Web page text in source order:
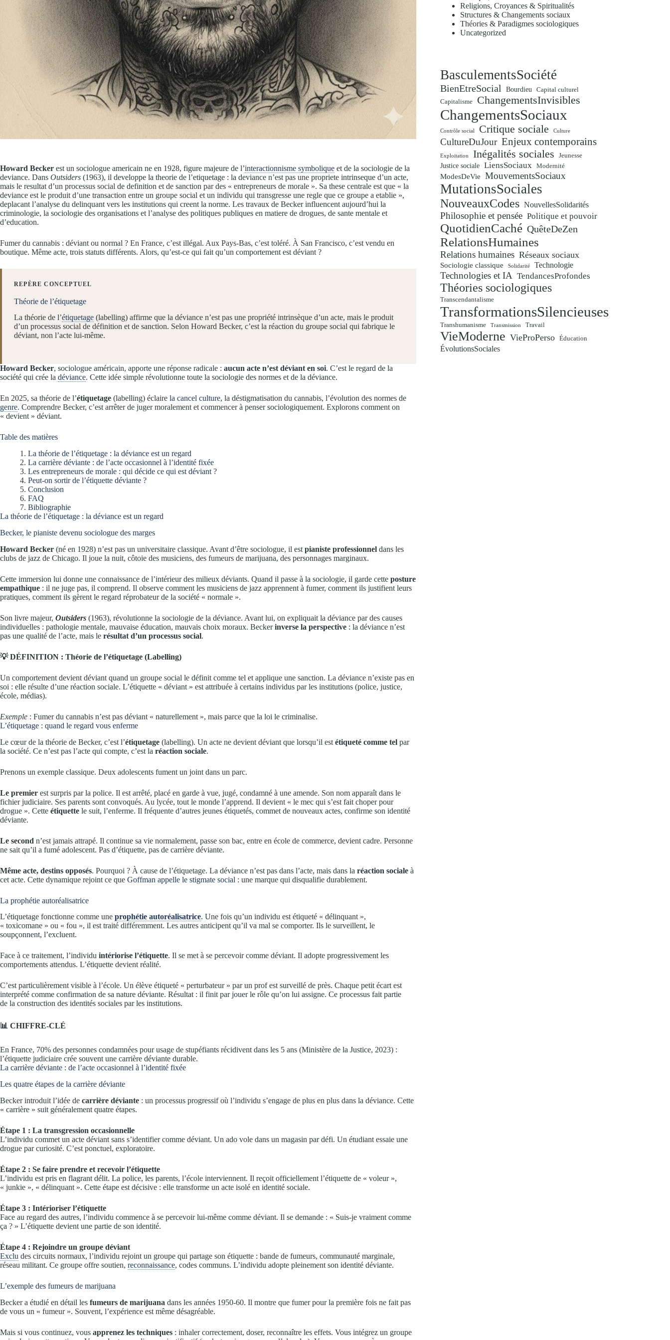
Howard Becker est un sociologue americain ne en 1928, figure majeure de l’interactionnisme symbolique et de la sociologie de la
deviance. Dans Outsiders (1963), il developpe la theorie de l’etiquetage : la deviance n’est pas une propriete intrinseque d’un acte,
mais le resultat d’un processus social de definition et de sanction par des « entrepreneurs de morale ». Sa these centrale est que « la
deviance est le produit d’une transaction entre un groupe social et un individu qui transgresse une regle que ce groupe a etablie »,
deplacant l’analyse du delinquant vers les institutions qui creent la norme. Les travaux de Becker influencent aujourd’hui la
criminologie, la sociologie des organisations et l’analyse des politiques publiques en matiere de drogues, de sante mentale et
d’education.
Fumer du cannabis : déviant ou normal ? En France, c’est illégal. Aux Pays-Bas, c’est toléré. À San Francisco, c’est vendu en
boutique. Même acte, trois statuts différents. Alors, qu’est-ce qui fait qu’un comportement est déviant ?
REPÈRE CONCEPTUEL
Théorie de l’étiquetage
La théorie de l’étiquetage (labelling) affirme que la déviance n’est pas une propriété intrinsèque d’un acte, mais le produit
d’un processus social de définition et de sanction. Selon Howard Becker, c’est la réaction du groupe social qui fabrique le
déviant, non l’acte lui-même.
Howard Becker, sociologue américain, apporte une réponse radicale : aucun acte n’est déviant en soi. C’est le regard de la
société qui crée la déviance. Cette idée simple révolutionne toute la sociologie des normes et de la déviance.
En 2025, sa théorie de l’étiquetage (labelling) éclaire la cancel culture, la déstigmatisation du cannabis, l’évolution des normes de
genre. Comprendre Becker, c’est arrêter de juger moralement et commencer à penser sociologiquement. Explorons comment on
« devient » déviant.
Table des matières
La théorie de l’étiquetage : la déviance est un regard
La carrière déviante : de l’acte occasionnel à l’identité fixée
Les entrepreneurs de morale : qui décide ce qui est déviant ?
Peut-on sortir de l’étiquette déviante ?
Conclusion
FAQ
Bibliographie
La théorie de l’étiquetage : la déviance est un regard
Becker, le pianiste devenu sociologue des marges
Howard Becker (né en 1928) n’est pas un universitaire classique. Avant d’être sociologue, il est pianiste professionnel dans les
clubs de jazz de Chicago. Il joue la nuit, côtoie des musiciens, des fumeurs de marijuana, des personnages marginaux.
Cette immersion lui donne une connaissance de l’intérieur des milieux déviants. Quand il passe à la sociologie, il garde cette posture
empathique : il ne juge pas, il comprend. Il observe comment les musiciens de jazz apprennent à fumer, comment ils justifient leurs
pratiques, comment ils gèrent le regard réprobateur de la société « normale ».
Son livre majeur, Outsiders (1963), révolutionne la sociologie de la déviance. Avant lui, on expliquait la déviance par des causes
individuelles : pathologie mentale, mauvaise éducation, mauvais choix moraux. Beckerinverse la perspective : la déviance n’est
pas une qualité de l’acte, mais le résultat d’un processus social.
💡 DÉFINITION : Théorie de l’étiquetage (Labelling)
Un comportement devient déviant quand un groupe social le définit comme tel et applique une sanction. La déviance n’existe pas en
soi : elle résulte d’une réaction sociale. L’étiquette « déviant » est attribuée à certains individus par les institutions (police, justice,
école, médias).
Exemple : Fumer du cannabis n’est pas déviant « naturellement », mais parce que la loi le criminalise.
L’étiquetage : quand le regard vous enferme
Le cœur de la théorie de Becker, c’est l’étiquetage (labelling). Un acte ne devient déviant que lorsqu’il est étiqueté comme tel par
la société. Ce n’est pas l’acte qui compte, c’est la réaction sociale.
Prenons un exemple classique. Deux adolescents fument un joint dans un parc.
Le premier est surpris par la police. Il est arrêté, placé en garde à vue, jugé, condamné à une amende. Son nom apparaît dans le
fichier judiciaire. Ses parents sont convoqués. Au lycée, tout le monde l’apprend. Il devient « le mec qui s’est fait choper pour
drogue ». Cette étiquette le suit, l’enferme. Il fréquente d’autres jeunes étiquetés, commet de nouveaux actes, confirme son identité
déviante.
Le second n’est jamais attrapé. Il continue sa vie normalement, passe son bac, entre en école de commerce, devient cadre. Personne
ne sait qu’il a fumé adolescent. Pas d’étiquette, pas de carrière déviante.
Même acte, destins opposés. Pourquoi ? À cause de l’étiquetage. La déviance n’est pas dans l’acte, mais dans la réaction sociale à
cet acte. Cette dynamique rejoint ce que Goffman appelle le stigmate social : une marque qui disqualifie durablement.
La prophétie autoréalisatrice
L’étiquetage fonctionne comme une prophétie autoréalisatrice. Une fois qu’un individu est étiqueté « délinquant »,
« toxicomane » ou « fou », il est traité différemment. Les autres anticipent qu’il va mal se comporter. Ils le surveillent, le
soupçonnent, l’excluent.
Face à ce traitement, l’individu intériorise l’étiquette. Il se met à se percevoir comme déviant. Il adopte progressivement les
comportements attendus. L’étiquette devient réalité.
C’est particulièrement visible à l’école. Un élève étiqueté « perturbateur » par un prof est surveillé de près. Chaque petit écart est
interprété comme confirmation de sa nature déviante. Résultat : il finit par jouer le rôle qu’on lui assigne. Ce processus fait partie
de la construction des identités sociales par les institutions.
📊 CHIFFRE-CLÉ
En France, 70% des personnes condamnées pour usage de stupéfiants récidivent dans les 5 ans (Ministère de la Justice, 2023) :
l’étiquette judiciaire crée souvent une carrière déviante durable.
La carrière déviante : de l’acte occasionnel à l’identité fixée
Les quatre étapes de la carrière déviante
Becker introduit l’idée de carrière déviante : un processus progressif où l’individu s’engage de plus en plus dans la déviance. Cette
« carrière » suit généralement quatre étapes.
Étape 1 : La transgression occasionnelle
L’individu commet un acte déviant sans s’identifier comme déviant. Un ado vole dans un magasin par défi. Un étudiant essaie une
drogue par curiosité. C’est ponctuel, exploratoire.
Étape 2 : Se faire prendre et recevoir l’étiquette
L’individu est pris en flagrant délit. La police, les parents, l’école interviennent. Il reçoit officiellement l’étiquette de « voleur »,
« junkie », « délinquant ». Cette étape est décisive : elle transforme un acte isolé en identité sociale.
Étape 3 : Intérioriser l’étiquette
Face au regard des autres, l’individu commence à se percevoir lui-même comme déviant. Il se demande : « Suis-je vraiment comme
ça ? » L’étiquette devient une partie de son identité.
Étape 4 : Rejoindre un groupe déviant
Exclu des circuits normaux, l’individu rejoint un groupe qui partage son étiquette : bande de fumeurs, communauté marginale,
réseau militant. Ce groupe offre soutien, reconnaissance, codes communs. L’individu adopte pleinement son identité déviante.
L’exemple des fumeurs de marijuana
Becker a étudié en détail les fumeurs de marijuana dans les années 1950-60. Il montre que fumer pour la première fois ne fait pas
de vous un « fumeur ». Souvent, l’expérience est même désagréable.
Mais si vous continuez, vous apprenez les techniques : inhaler correctement, doser, reconnaître les effets. Vous intégrez un groupe
Religions, Croyances & Spiritualités
Structures & Changements sociaux
Théories & Paradigmes sociologiques
Uncategorized
BasculementsSociété
BienEtreSocial Bourdieu
Capital culturel
Capitalisme
ChangementsInvisibles
ChangementsSociaux
Contrôle social Critique sociale Culture
CultureDuJour Enjeux contemporains
Exploitation Inégalités sociales Jeunesse
Justice sociale LiensSociaux Modernité
ModesDeVie MouvementsSociaux
MutationsSociales
NouveauxCodes NouvellesSolidarités
Philosophie et pensée Politique et pouvoir
QuotidienCaché QuêteDeZen
RelationsHumaines
Relations humaines Réseaux sociaux
Sociologie classique Solidarité Technologie
Technologies et IA TendancesProfondes
Théories sociologiques
Transcendantalisme
TransformationsSilencieuses
Transhumanisme Transmission Travail
VieModerne VieProPerso Éducation
ÉvolutionsSociales